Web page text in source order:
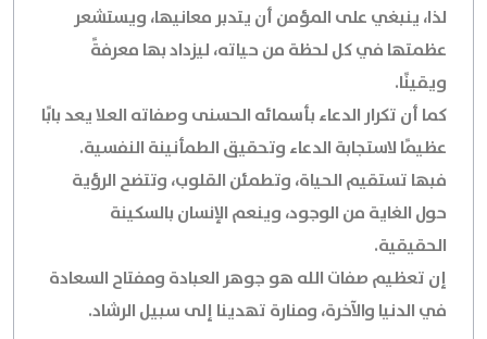
لذا، ينبغي على المؤمن أن يتدبر معانيها، ويستشعر
عظمتها في كل لحظة من حياته، ليزداد بها معرفةً
ويقينًا.
كما أن تكرار الدعاء بأسمائه الحسنى وصفاته العلا يعد بابًا
عظيمًا لاستجابة الدعاء وتحقيق الطمأنينة النفسية.
فبها تستقيم الحياة، وتطمئن القلوب، وتتضح الرؤية
حول الغاية من الوجود، وينعم الإنسان بالسكينة
الحقيقية.
إن تعظيم صفات الله هو جوهر العبادة ومفتاح السعادة
في الدنيا والآخرة، ومنارة تهدينا إلى سبيل الرشاد.